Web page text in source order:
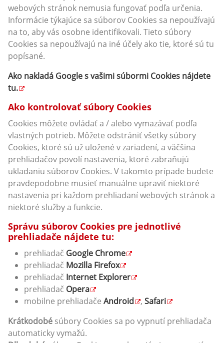
webových stránok nemusia fungovať podľa určenia.
Informácie týkajúce sa súborov Cookies sa nepoužívajú
na to, aby vás osobne identifikovali. Tieto súbory
Cookies sa nepoužívajú na iné účely ako tie, ktoré sú tu
popísané.
Ako nakladá Google s vašimi súbormi Cookies nájdete
tu.
Ako kontrolovať súbory Cookies
Cookies môžete ovládať a / alebo vymazávať podľa
vlastných potrieb. Môžete odstrániť všetky súbory
Cookies, ktoré sú už uložené v zariadení, a väčšina
prehliadačov povolí nastavenia, ktoré zabraňujú
ukladaniu súborov Cookies. V takomto prípade budete
pravdepodobne musieť manuálne upraviť niektoré
nastavenia pri každom prehliadaní webových stránok a
niektoré služby a funkcie.
Správu súborov Cookies pre jednotlivé
prehliadače nájdete tu:
prehliadač Google Chrome
prehliadač Mozilla Firefox
prehliadač Internet Explorer
prehliadač Opera
mobilne prehliadače Android , Safari
Krátkodobé súbory Cookies sa po vypnutí prehliadača
automaticky vymažú.